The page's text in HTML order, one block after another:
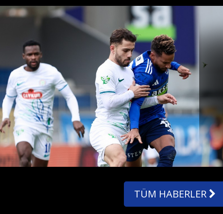
TÜM HABERLER